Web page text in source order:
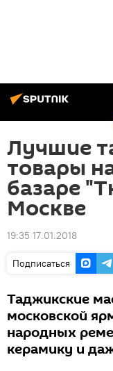
Лучшие
товары
базаре
Москве
19:35 17.01.2018
Подписаться
Таджикские
московской
народных
керамику и